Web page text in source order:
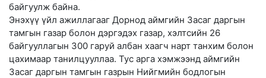
байгуулж байна.
Энэхүү үйл ажиллагааг Дорнод аймгийн Засаг даргын
тамгын газар болон дэргэдэх газар, хэлтсийн 26
байгууллагын 300 гаруй албан хаагч нарт танхим болон
цахимаар танилцууллаа. Тус арга хэмжээнд аймгийн
Засаг даргын тамгын газрын Нийгмийн бодлогын